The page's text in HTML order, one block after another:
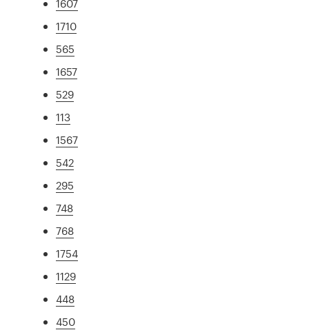
1607
1710
565
1657
529
113
1567
542
295
748
768
1754
1129
448
450